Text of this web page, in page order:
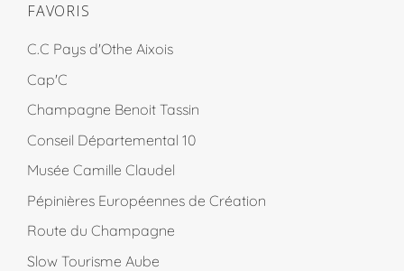
FAVORIS
C.C Pays d'Othe Aixois
Cap'C
Champagne Benoit Tassin
Conseil Départemental 10
Musée Camille Claudel
Pépinières Européennes de Création
Route du Champagne
Slow Tourisme Aube